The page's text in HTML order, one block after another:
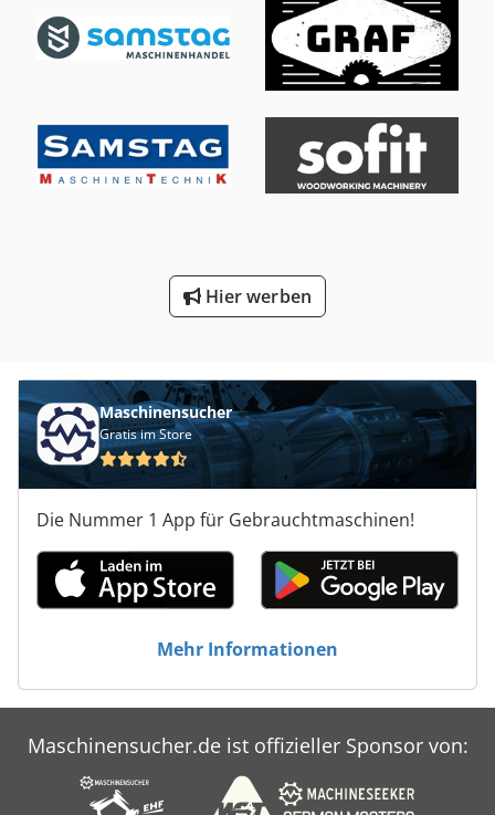
Hier werben
Maschinensucher
Gratis im Store
Die Nummer 1 App für Gebrauchtmaschinen!
Mehr Informationen
Maschinensucher.de ist offizieller Sponsor von: